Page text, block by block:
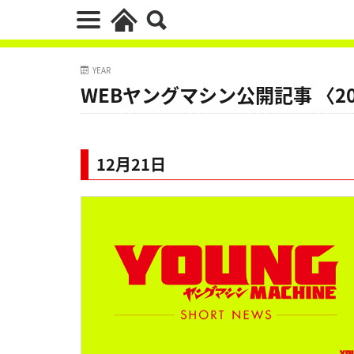
YEAR
WEBヤングマシン公開記事 〈
12月21日